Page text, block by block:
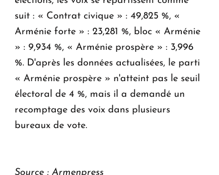
suit : « Contrat civique » : 49,825 %, «
Arménie forte » : 23,281 %, bloc « Arménie
» : 9,934 %, « Arménie prospère » : 3,996
%. D'après les données actualisées, le parti
« Arménie prospère » n'atteint pas le seuil
électoral de 4 %, mais il a demandé un
recomptage des voix dans plusieurs
bureaux de vote.
Source : Armenpress